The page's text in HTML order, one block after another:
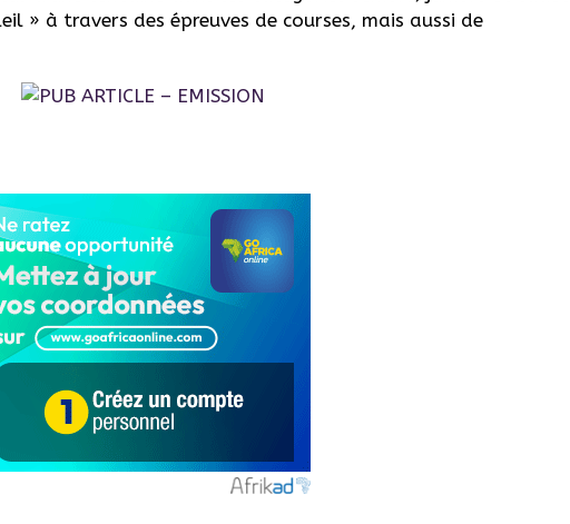
» à travers des épreuves de courses, mais aussi de